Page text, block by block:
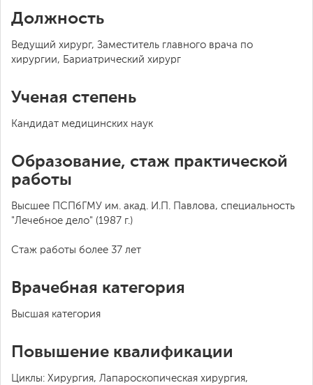
Должность
Ведущий хирург, Заместитель главного врача по
хирургии, Бариатрический хирург
Ученая степень
Кандидат медицинских наук
Образование, стаж практической
работы
Высшее ПСПбГМУ им. акад. И.П. Павлова, специальность
"Лечебное дело" (1987 г.)
Стаж работы более 37 лет
Врачебная категория
Высшая категория
Повышение квалификации
Циклы: Хирургия, Лапароскопическая хирургия,